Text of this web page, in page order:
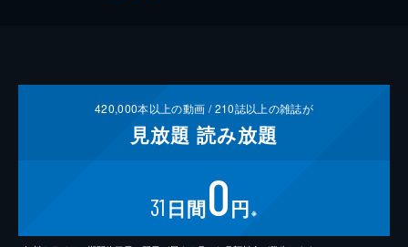
420,000本以上の動画 /210誌以上の雑誌が
見放題 読み放題
31 日間0円 ※